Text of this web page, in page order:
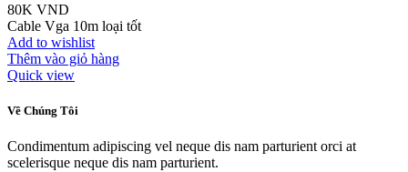
80K VND
Cable Vga 10m loại tốt
Add to wishlist
Thêm vào giỏ hàng
Quick view
Về Chúng Tôi
Condimentum adipiscing vel neque dis nam parturient orci at
scelerisque neque dis nam parturient.